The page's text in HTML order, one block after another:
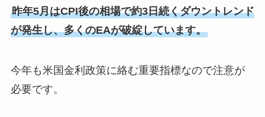
昨年5月はCPI後の相場で約3日続くダウントレンド
が発生し、多くのEAが破綻しています。
今年も米国金利政策に絡む重要指標なので注意が
必要です。